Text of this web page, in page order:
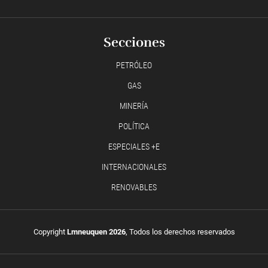
Secciones
PETRÓLEO
GAS
MINERÍA
POLÍTICA
ESPECIALES +E
INTERNACIONALES
RENOVABLES
Copyright Lmneuquen 2026, Todos los derechos reservados